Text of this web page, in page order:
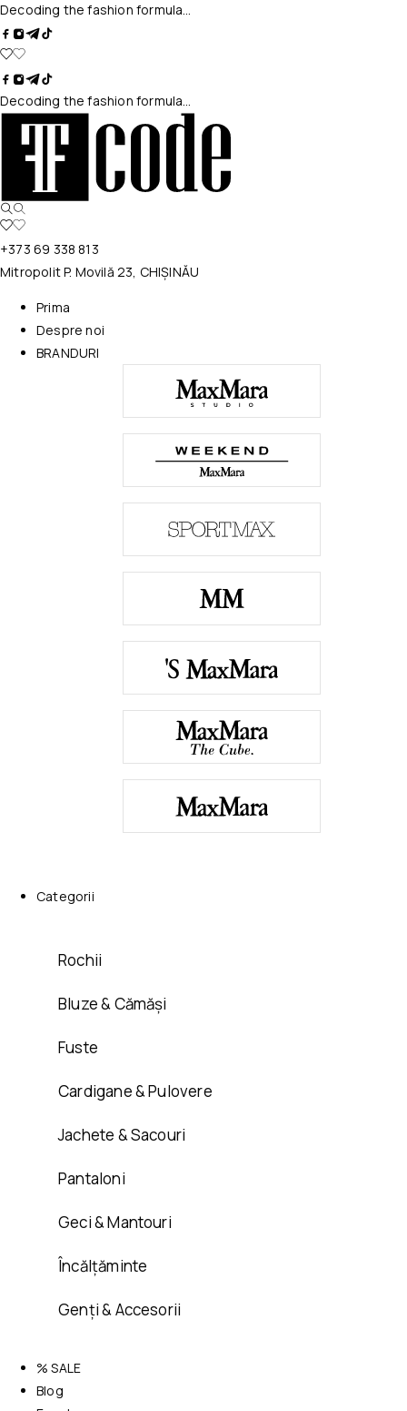
Decoding the fashion formula…
Decoding the fashion formula…
+373 69 338 813
Mitropolit P. Movilă 23, CHIȘINĂU
Prima
Despre noi
BRANDURI
Categorii
Rochii
Bluze & Cămăși
Fuste
Cardigane & Pulovere
Jachete & Sacouri
Pantaloni
Geci & Mantouri
Încălțăminte
Genți & Accesorii
% SALE
Blog